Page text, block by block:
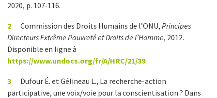
2020, p. 107‑116.
2 Commission des Droits Humains de l’ONU, Principes
Directeurs Extrême Pauvreté et Droits de l’Homme, 2012.
Disponible en ligne à
https://www.undocs.org/fr/A/HRC/21/39.
3
Dufour É. et Gélineau L., La recherche-action
participative, une voix/voie pour la conscientisation ? Dans